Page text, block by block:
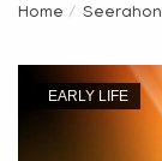
e
N
Home
EARLY LIFE